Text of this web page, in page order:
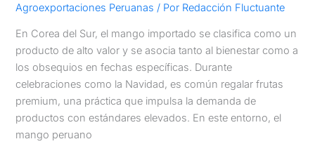
Agroexportaciones Peruanas / Por Redacción Fluctuante
En Corea del Sur, el mango importado se clasifica como un
producto de alto valor y se asocia tanto al bienestar como a
los obsequios en fechas específicas. Durante
celebraciones como la Navidad, es común regalar frutas
premium, una práctica que impulsa la demanda de
productos con estándares elevados. En este entorno, el
mango peruano